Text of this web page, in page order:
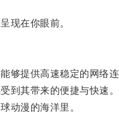
现在你眼前。
提供高速稳定的网络连
其带来的便捷与快速。
动漫的海洋里。